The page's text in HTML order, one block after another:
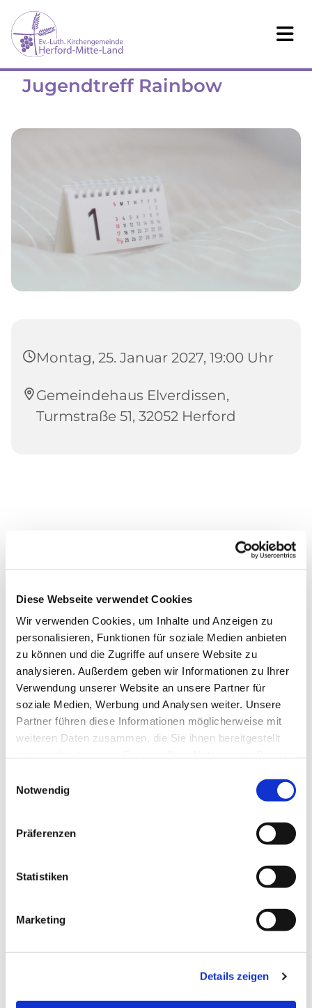
Diese Webseite verwendet Cookies
Wir verwenden Cookies, um Inhalte und Anzeigen zu
personalisieren, Funktionen für soziale Medien anbieten
zu können und die Zugriffe auf unsere Website zu
analysieren. Außerdem geben wir Informationen zu Ihrer
Verwendung unserer Website an unsere Partner für
soziale Medien, Werbung und Analysen weiter. Unsere
Partner führen diese Informationen möglicherweise mit
weiteren Daten zusammen, die Sie ihnen bereitgestellt
Notwendig
Präferenzen
Statistiken
Marketing
Details zeigen
Jugendtreff Rainbow
Montag, 25. Januar 2027, 19:00 Uhr
Gemeindehaus Elverdissen,
Turmstraße 51, 32052 Herford